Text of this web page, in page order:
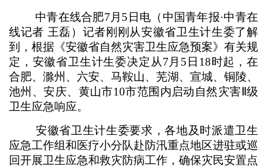
中青在线合肥7月5日电（中国青年报·中青在
线记者 王磊）记者刚刚从安徽省卫生计生委了解
到，根据《安徽省自然灾害卫生应急预案》有关规
定，安徽省卫生计生委决定从7月5日18时起，在
合肥、滁州、六安、马鞍山、芜湖、宣城、铜陵、
池州、安庆、黄山市10市范围内启动自然灾害Ⅱ级
卫生应急响应。
安徽省卫生计生委要求，各地及时派遣卫生
应急工作组和医疗小分队赴防汛重点地区进驻或巡
回开展卫生应急和救灾防病工作，确保灾民安置点